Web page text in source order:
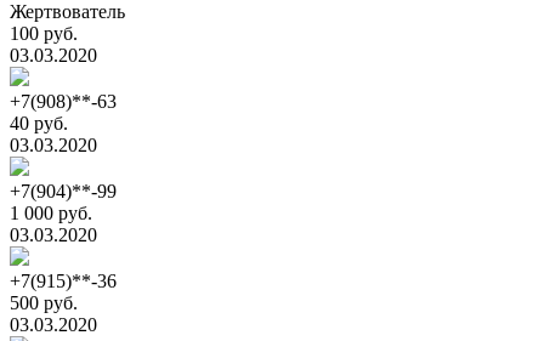
Жертвователь
100 руб.
03.03.2020
+7(908)**-63
40 руб.
03.03.2020
+7(904)**-99
1 000 руб.
03.03.2020
+7(915)**-36
500 руб.
03.03.2020